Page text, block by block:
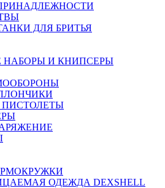
ДЛЯ БРИТЬЯ
И КНИПСЕРЫ
ПИСТОЛЕТЫ
ОДЕЖДА DEXSHELL